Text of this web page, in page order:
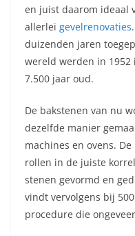
en juist daarom ideaal
allerlei gevelrenovaties
duizenden jaren
wereld werden in 1952
7.500 jaar oud.
De bakstenen van nu
dezelfde manier
machines en ovens.
rollen in de juiste
stenen gevormd en
vindt vervolgens bij
procedure die